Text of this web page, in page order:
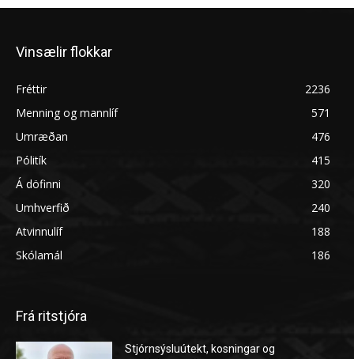
Vinsælir flokkar
Fréttir
2236
Menning og mannlíf
571
Umræðan
476
Pólitík
415
Á döfinni
320
Umhverfið
240
Atvinnulíf
188
Skólamál
186
Frá ritstjóra
Stjórnsýsluútekt, kosningar og